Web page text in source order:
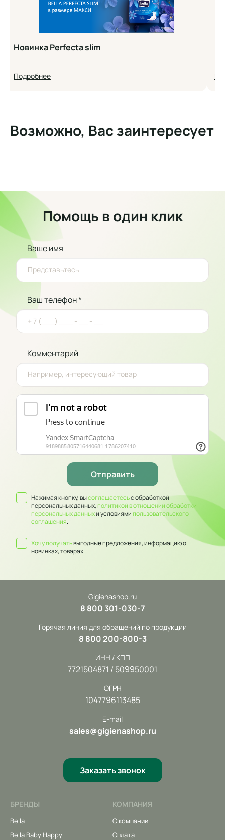
Новинка Perfecta slim
Подробнее
Возможно, Вас заинтересует
Помощь в один клик
Ваше имя
Ваш телефон *
Комментарий
Нажимая кнопку, высоглашаетесьс обработкой
персональных данных,политикой в отношении обработки
персональных данныхи условиямипользовательского
соглашения.
Хочу получатьвыгодные предложения, информацию о
новинках, товарах.
Gigienashop.ru
8 800 301-030-7
Горячая линия для обращений по продукции
8 800 200-800-3
ИНН / КПП
7721504871 / 509950001
ОГРН
1047796113485
E-mail
sales@gigienashop.ru
Заказать звонок
БРЕНДЫ
Bella
Bella Baby Happy
КОМПАНИЯ
О компании
Оплата